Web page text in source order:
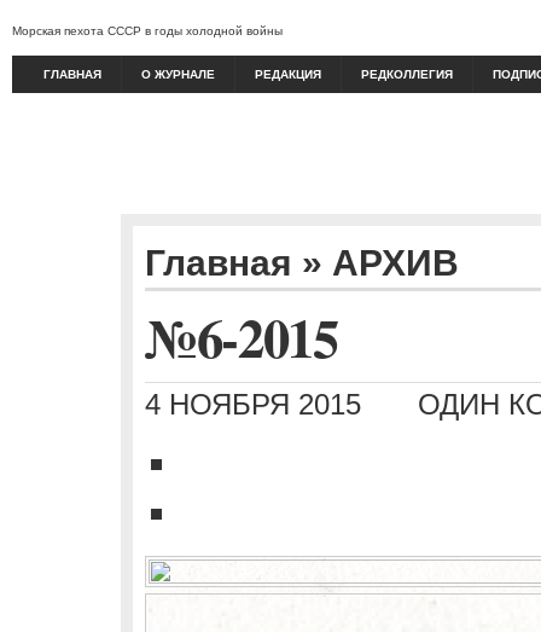
Морская пехота СССР в годы холодной войны
ГЛАВНАЯ О ЖУРНАЛЕ РЕДАКЦИЯ РЕДКОЛЛЕГИЯ
Главная » АРХИВ
№6-2015
4 НОЯБРЯ 2015 ОДИН